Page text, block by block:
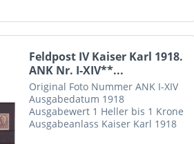
Feldpost IV Kaiser Karl 1918.
ANK Nr. I-XIV**...
Original Foto Nummer ANK I-XIV
Ausgabedatum 1918
Ausgabewert 1 Heller bis 1 Krone
Ausgabeanlass Kaiser Karl 1918